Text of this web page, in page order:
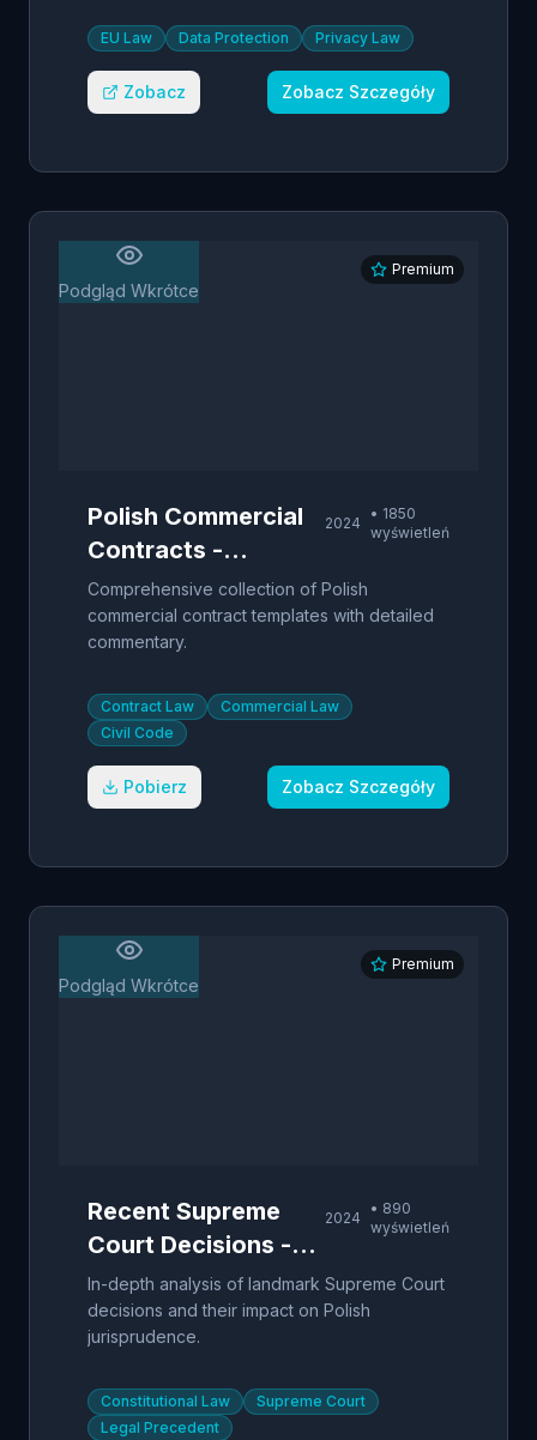
EU Law Data Protection Privacy Law
Zobacz Zobacz Szczegóły
Podgląd Wkrótce
Premium
Polish Commercial
Contracts -
Template Library
2024
• 1850
wyświetleń
Comprehensive collection of Polish
commercial contract templates with detailed
commentary.
Contract Law
Commercial Law
Civil Code
Pobierz Zobacz Szczegóły
Podgląd Wkrótce
Premium
Recent Supreme
Court Decisions -
Case Analysis
2024
• 890
wyświetleń
In-depth analysis of landmark Supreme Court
decisions and their impact on Polish
jurisprudence.
Constitutional Law
Supreme Court
Legal Precedent